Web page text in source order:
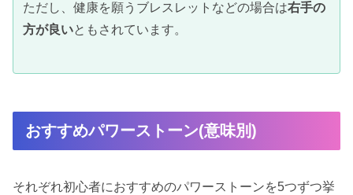
ただし、健康を願うブレスレットなどの場合は右手の
方が良いともされています。
おすすめパワーストーン(意味別)
それぞれ初心者におすすめのパワーストーンを5つずつ挙